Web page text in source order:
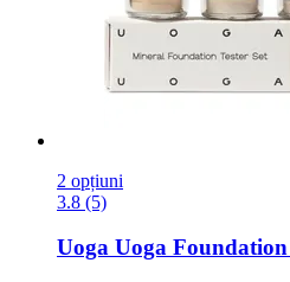
2 opțiuni
3.8 (5)
Uoga Uoga Foundation